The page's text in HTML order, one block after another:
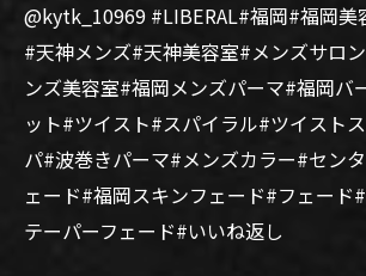
@kytk_10969 #LIBERAL#福岡#福岡美
#天神メンズ#天神美容室#メンズサロ
ンズ美容室#福岡メンズパーマ#福岡バ
ット#ツイスト#スパイラル#ツイスト
パ#波巻きパーマ#メンズカラー#セン
ェード#福岡スキンフェード#フェード
テーパーフェード#いいね返し